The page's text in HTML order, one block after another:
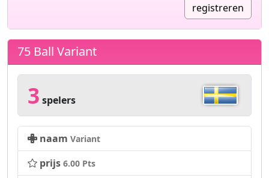
registreren
75 Ball Variant
3 spelers
naam Variant
prijs 6.00 Pts